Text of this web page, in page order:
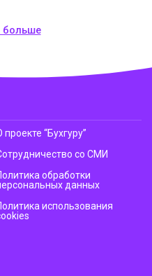
больше
проекте “Бухгуру”
со СМИ
обработки
данных
использования